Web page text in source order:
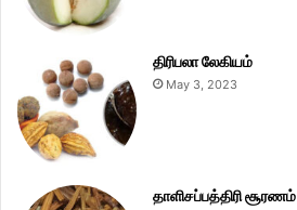
திரிபலா லேகியம்
May 3, 2023
தாளிசப்பத்திரி சூரணம்